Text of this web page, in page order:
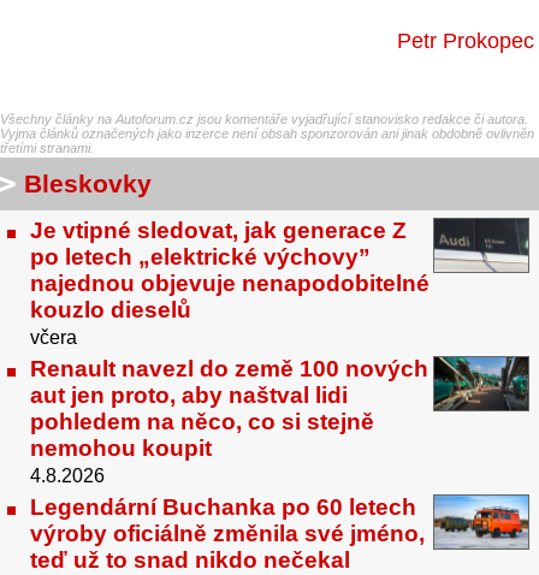
Petr Prokopec
Všechny články na Autoforum.cz jsou komentáře vyjadřující stanovisko redakce či autora.
Vyjma článků označených jako inzerce není obsah sponzorován ani jinak obdobně ovlivněn
třetími stranami.
Bleskovky
Je vtipné sledovat, jak generace Z
po letech „elektrické výchovy”
najednou objevuje nenapodobitelné
kouzlo dieselů
včera
Renault navezl do země 100 nových
aut jen proto, aby naštval lidi
pohledem na něco, co si stejně
nemohou koupit
4.8.2026
Legendární Buchanka po 60 letech
výroby oficiálně změnila své jméno,
teď už to snad nikdo nečekal